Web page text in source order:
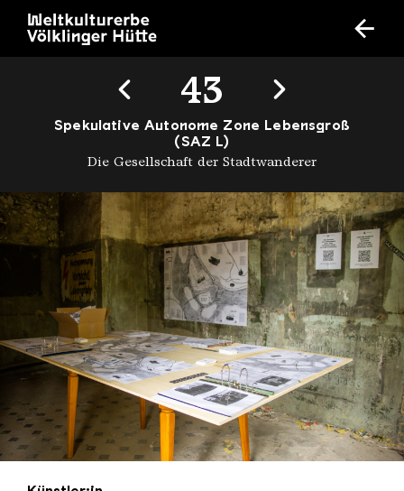
43
Spekulative Autonome Zone Lebensgroß
(SAZ L)
Die Gesellschaft der Stadtwanderer